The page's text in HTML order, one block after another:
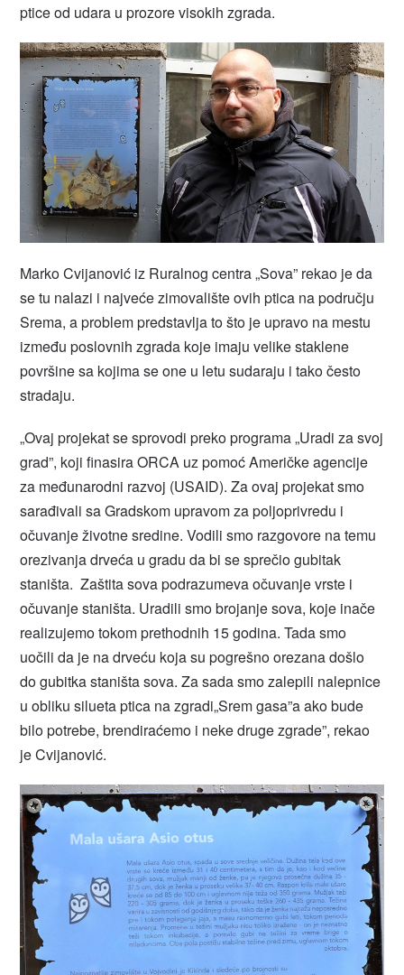
ptice od udara u prozore visokih zgrada.
Marko Cvijanović iz Ruralnog centra „Sova” rekao je da
se tu nalazi i najveće zimovalište ovih ptica na području
Srema, a problem predstavlja to što je upravo na mestu
između poslovnih zgrada koje imaju velike staklene
površine sa kojima se one u letu sudaraju i tako često
stradaju.
„Ovaj projekat se sprovodi preko programa „Uradi za svoj
grad”, koji finasira ORCA uz pomoć Američke agencije
za međunarodni razvoj (USAID). Za ovaj projekat smo
sarađivali sa Gradskom upravom za poljoprivredu i
očuvanje životne sredine. Vodili smo razgovore na temu
orezivanja drveća u gradu da bi se sprečio gubitak
staništa. Zaštita sova podrazumeva očuvanje vrste i
očuvanje staništa. Uradili smo brojanje sova, koje inače
realizujemo tokom prethodnih 15 godina. Tada smo
uočili da je na drveću koja su pogrešno orezana došlo
do gubitka staništa sova. Za sada smo zalepili nalepnice
u obliku silueta ptica na zgradi„Srem gasa”a ako bude
bilo potrebe, brendiraćemo i neke druge zgrade”, rekao
je Cvijanović.